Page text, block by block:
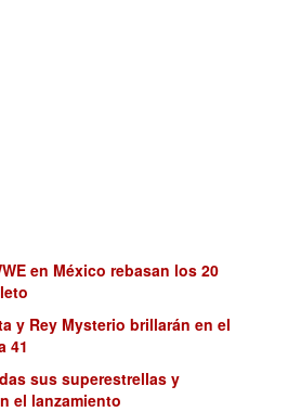
en México rebasan los 20
y Rey Mysterio brillarán en el
41
sus superestrellas y
el lanzamiento